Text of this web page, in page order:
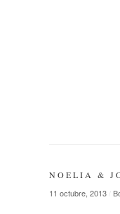
NOELIA &
11 octubre, 2013